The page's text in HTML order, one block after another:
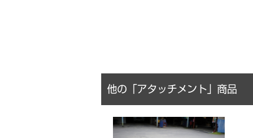
他の「アタッチメント」商品